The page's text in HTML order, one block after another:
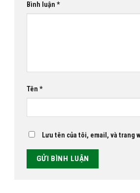
Bình luận *
Tên *
Lưu tên của tôi, email, và trang